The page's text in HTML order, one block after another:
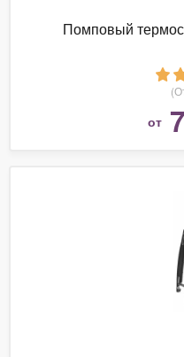
Помповый
от